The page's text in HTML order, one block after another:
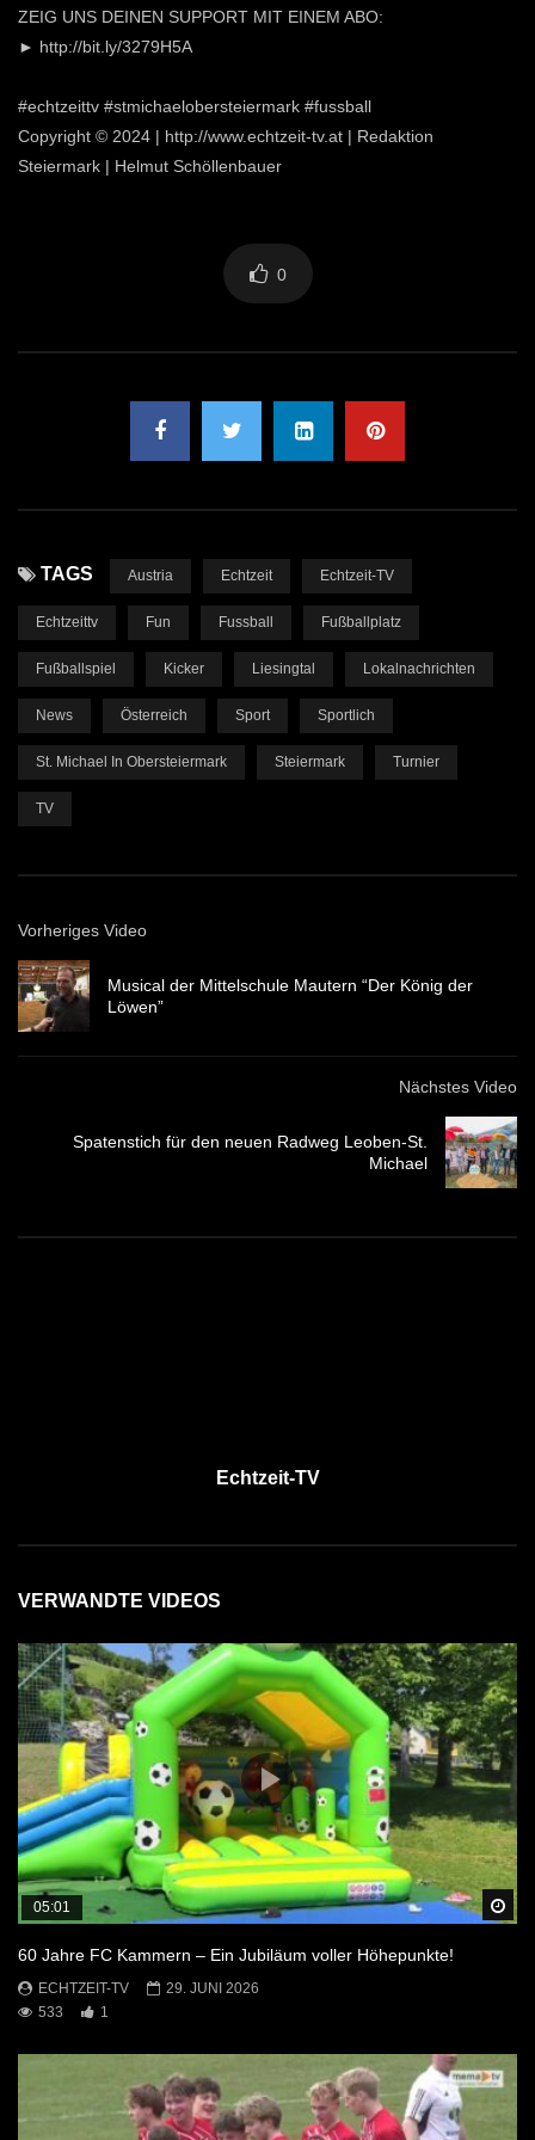
ZEIG UNS DEINEN SUPPORT MIT EINEM ABO:
► http://bit.ly/3279H5A
#echtzeittv #stmichaelobersteiermark #fussball
Copyright © 2024 | http://www.echtzeit-tv.at | Redaktion
Steiermark | Helmut Schöllenbauer
0
TAGS Austria Echtzeit Echtzeit-TV
Echtzeittv Fun Fussball Fußballplatz
Fußballspiel Kicker Liesingtal Lokalnachrichten
News Österreich Sport Sportlich
St. Michael In Obersteiermark Steiermark Turnier
TV
Vorheriges Video
Musical der Mittelschule Mautern “Der König der
Löwen”
Nächstes Video
Spatenstich für den neuen Radweg Leoben-St.
Michael
Echtzeit-TV
VERWANDTE VIDEOS
05:01
60 Jahre FC Kammern – Ein Jubiläum voller Höhepunkte!
ECHTZEIT-TV
29. JUNI 2026
533
1